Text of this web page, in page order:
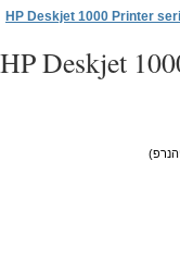
HP Deskjet 1000 Printer
HP Deskjet
(